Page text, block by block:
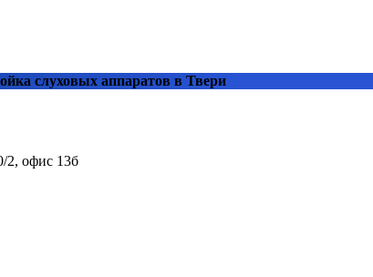
слуховых аппаратов в Твери
2, офис 13б